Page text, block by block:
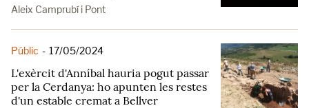
Aleix Camprubí i Pont
Públic - 17/05/2024
L'exèrcit d'Anníbal hauria pogut passar
per la Cerdanya: ho apunten les restes
d'un estable cremat a Bellver